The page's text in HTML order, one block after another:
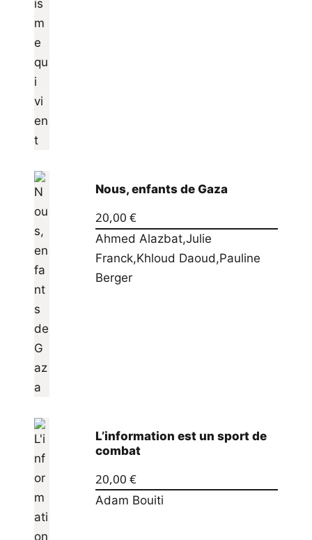
Nous, enfants de Gaza
20,00 €
Ahmed Alazbat,Julie
Franck,Khloud Daoud,Pauline
Berger
L’information est un sport de
combat
20,00 €
Adam Bouiti